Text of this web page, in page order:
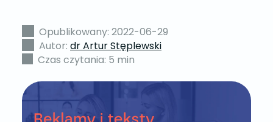
Opublikowany: 2022-06-29
Autor: dr Artur Stęplewski
Czas czytania: 5 min